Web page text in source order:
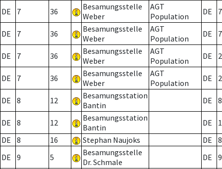
DE 7 36
Besamungsstelle
Weber
AGT
Population
DE 7
DE 7 36
Besamungsstelle
Weber
AGT
Population
DE 7
DE 7 36
Besamungsstelle
Weber
AGT
Population
DE 2
DE 7 36
Besamungsstelle
Weber
AGT
Population
DE 2
DE 8 12
Besamungsstation
Bantin
DE 8
DE 8 12
Besamungsstation
Bantin
DE
DE
8 16 Stephan Naujoks DE
8
DE
9 5
Besamungsstelle
Dr. Schmale
DE 9